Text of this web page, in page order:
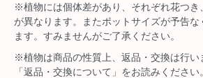
※植物には個体差があり、それぞれ花つき
が異なります。またポットサイズが予告な
ます。すみませんがご了承ください。
※植物は商品の性質上、返品・交換は行い
「返品・交換について」をお読みください。